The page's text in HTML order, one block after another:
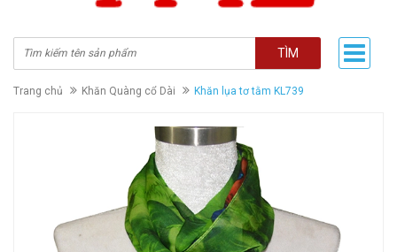
TÌM
Trang chủ Khăn Quàng cổ Dài Khăn lụa tơ tằm KL739